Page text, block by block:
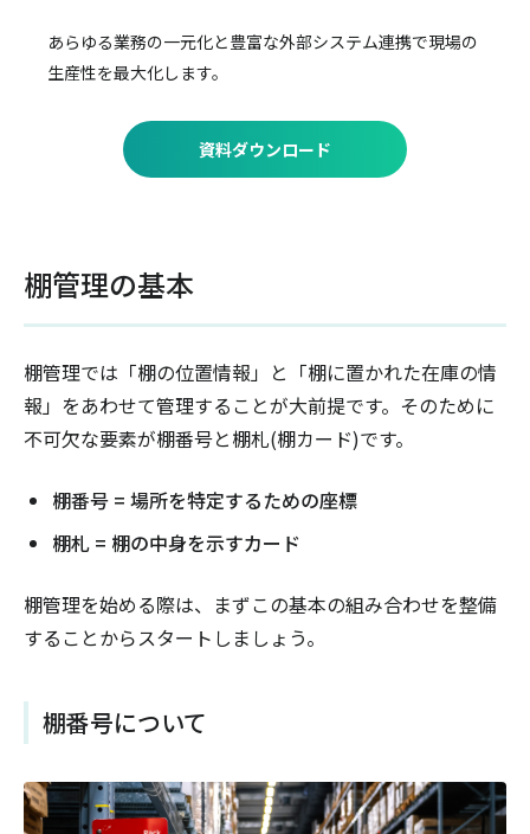
あらゆる業務の一元化と豊富な外部システム連携で現場の
生産性を最大化します。
資料ダウンロード
棚管理の基本
棚管理では「棚の位置情報」と「棚に置かれた在庫の情
報」をあわせて管理することが大前提です。そのために
不可欠な要素が棚番号と棚札(棚カード)です。
棚番号 = 場所を特定するための座標
棚札 = 棚の中身を示すカード
棚管理を始める際は、まずこの基本の組み合わせを整備
することからスタートしましょう。
棚番号について